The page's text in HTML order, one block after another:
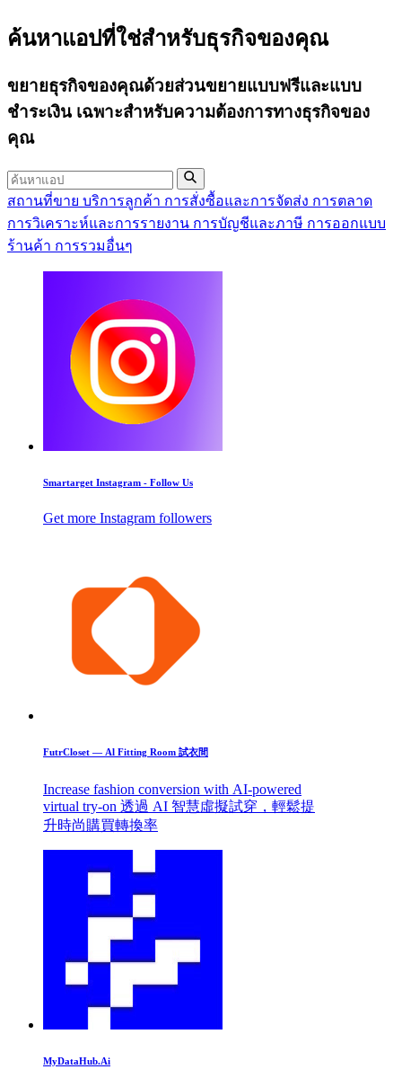
ค้นหาแอปที่ใช่สำหรับธุรกิจของคุณ
ขยายธุรกิจของคุณด้วยส่วนขยายแบบฟรีและแบบ
ชำระเงิน เฉพาะสำหรับความต้องการทางธุรกิจของ
คุณ
สถานที่ขาย บริการลูกค้า การสั่งซื้อและการจัดส่ง การตลาด
การวิเคราะห์และการรายงาน การบัญชีและภาษี การออกแบบ
ร้านค้า การรวมอื่นๆ
Smartarget Instagram - Follow Us
Get more Instagram followers
FutrCloset — Al Fitting Room 試衣間
Increase fashion conversion with AI-powered
virtual try-on 透過 AI 智慧虛擬試穿，輕鬆提
升時尚購買轉換率
MyDataHub.Ai